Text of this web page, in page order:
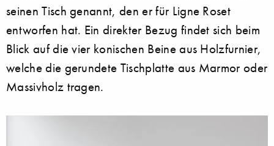
seinen Tisch genannt, den er für Ligne Roset
entworfen hat. Ein direkter Bezug findet sich beim
Blick auf die vier konischen Beine aus Holzfurnier,
welche die gerundete Tischplatte aus Marmor oder
Massivholz tragen.